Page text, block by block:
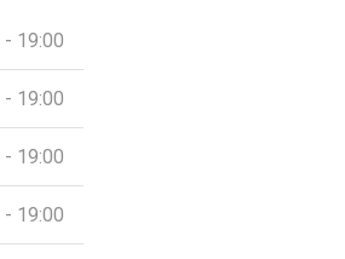
- 19:00
- 19:00
- 19:00
- 19:00